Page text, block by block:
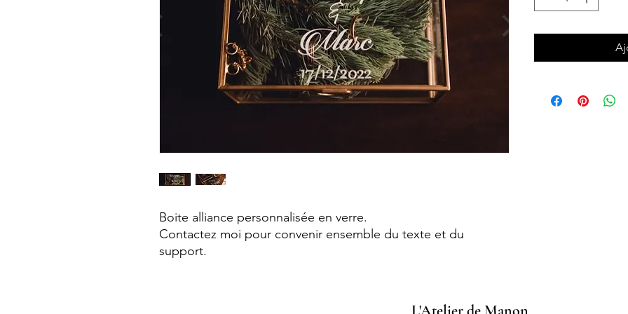
Boite alliance personnalisée en verre.
Contactez moi pour convenir ensemble du texte et du
support.